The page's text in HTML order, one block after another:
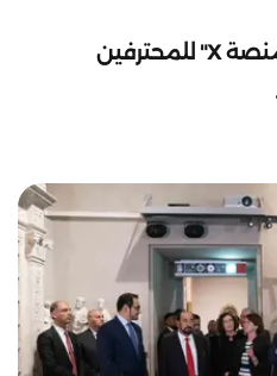
"اكسبوجر 2023" يطلق "المنصة X" للمحترفين